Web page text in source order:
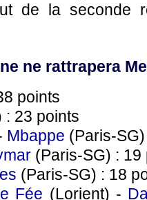
de la seconde
ne rattrapera
points
: 23 points
Mbappe (Paris-
(Paris-SG) : 19
(Paris-SG) : 18
Fée (Lorient) -